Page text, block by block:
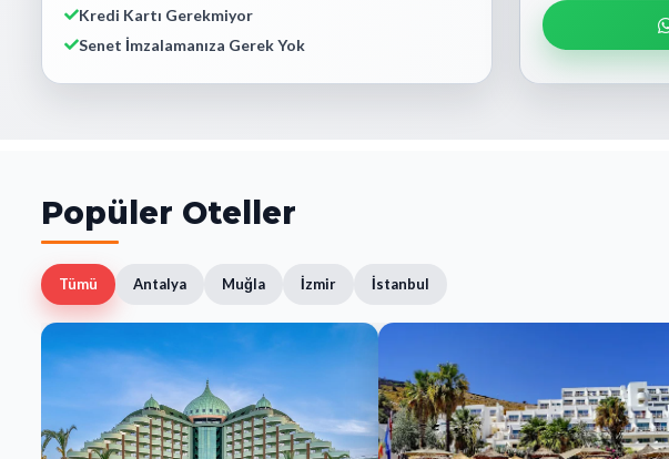
Kredi Kartı Gerekmiyor
Senet İmzalamanıza Gerek Yok
Popüler Oteller
Tümü Antalya Muğla İzmir İstanbul